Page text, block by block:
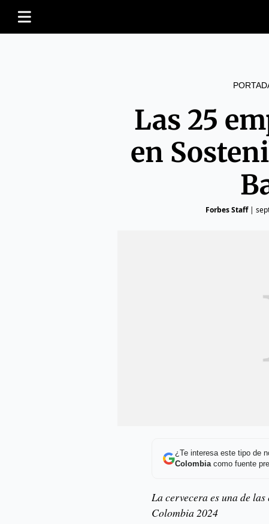
Las 25
en
Forbes Staff|
¿Te interesa este tipo de
Colombiacomo fuente
La cervecera es una de
Colombia 2024